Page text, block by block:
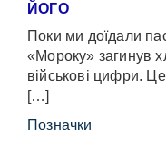
ЙОГО
Поки ми доїдали
«Мороку» загинув
військові цифри.
[…]
Позначки